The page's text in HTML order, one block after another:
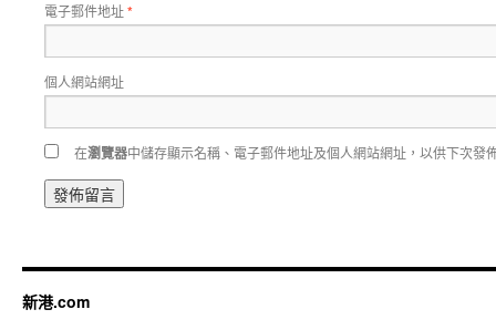
電子郵件地址*
個人網站網址
在瀏覽器中儲存顯示名稱、電子郵件地址及個人網站網址，以供下次發
新港.com